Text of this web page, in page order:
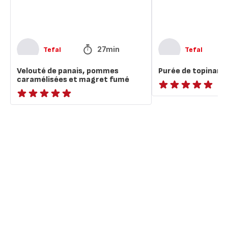
Tefal 27min
Velouté de panais, pommes
caramélisées et magret fumé
ratings.NaN
Tefal
Purée de
ratings.NaN